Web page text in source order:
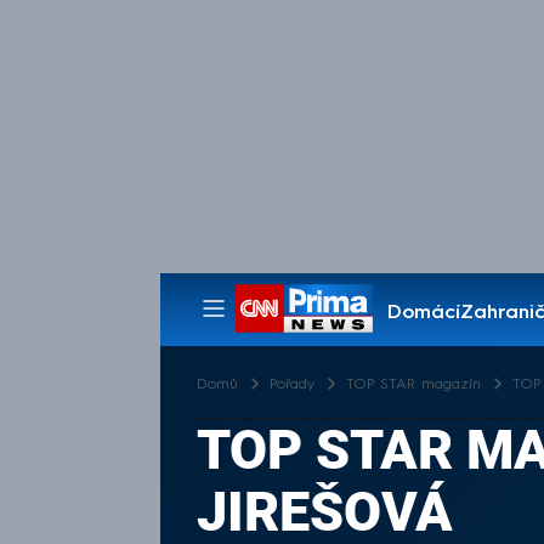
Domácí
Pořady
Domů Pořady TOP STAR magazín
TOP STAR
JIREŠOVÁ